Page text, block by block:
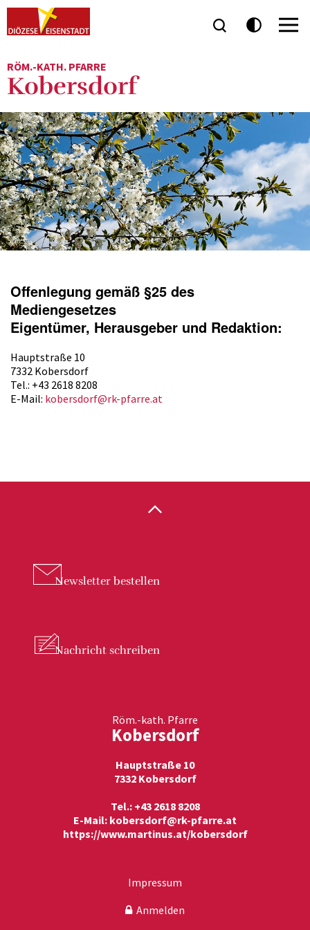
RÖM.-KATH. PFARRE
Kobersdorf
Offenlegung gemäß §25 des
Mediengesetzes
Eigentümer, Herausgeber und Redaktion:
Hauptstraße 10
7332 Kobersdorf
Tel.: +43 2618 8208
E-Mail: kobersdorf@rk-pfarre.at
Newsletter bestellen
Nachricht schreiben
Röm.-kath. Pfarre
Kobersdorf
Hauptstraße 10
7332 Kobersdorf
Tel.: +43 2618 8208
E-Mail: kobersdorf@rk-pfarre.at
https://www.martinus.at/kobersdorf
Impressum
Anmelden